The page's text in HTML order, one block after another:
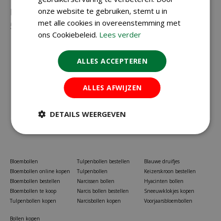
Neem gerust contact met ons op via
5581528ofinfo@koopbloembollen.nl
Bloembollen
Bloembollen online kopen
Bloembollen bestellen
Bloembollen te koop
Tulpenbollen kopen
Tulpenbollen bestellen
Tulpenbollen
Narcissen bollen
Narcis bollen bestellen
Narcisbollen kopen
Blauwe druifjes
Keizerskroon bestellen
Hyacinten bollen
Sneeuwklokjes kopen
Voorjaarsbloembollen
Bollen kopen
onze website te gebruiken, stemt u in
met alle cookies in overeenstemming met
ons Cookiebeleid. Lees verder
ALLES ACCEPTEREN
ALLES AFWIJZEN
DETAILS WEERGEVEN